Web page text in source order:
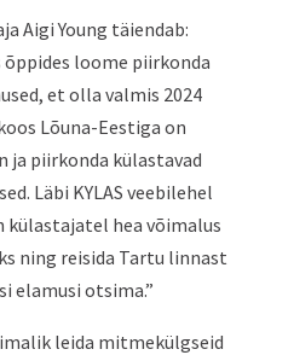
Aigi Young täiendab:
loome piirkonda
et olla valmis 2024
Lõuna-Eestiga on
ja piirkonda külastavad
Läbi KYLAS veebilehel
külastajatel hea võimalus
ning reisida Tartu linnast
elamusi otsima.”
leida mitmekülgseid